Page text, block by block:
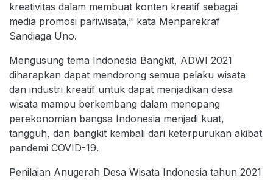
kreativitas dalam membuat konten kreatif sebagai
media promosi pariwisata," kata Menparekraf
Sandiaga Uno.
Mengusung tema Indonesia Bangkit, ADWI 2021
diharapkan dapat mendorong semua pelaku wisata
dan industri kreatif untuk dapat menjadikan desa
wisata mampu berkembang dalam menopang
perekonomian bangsa Indonesia menjadi kuat,
tangguh, dan bangkit kembali dari keterpurukan akibat
pandemi COVID-19.
Penilaian Anugerah Desa Wisata Indonesia tahun 2021